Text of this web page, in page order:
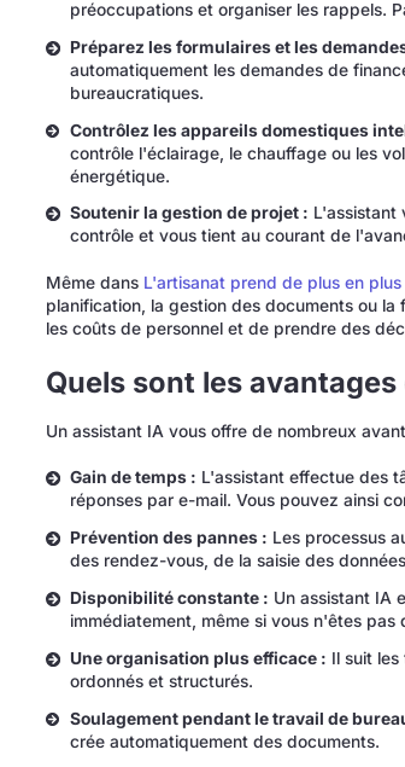
préoccupations et organiser les rappels.
Préparez les formulaires et les
automatiquement les demandes de
bureaucratiques.
Contrôlez les appareils domestiques
contrôle l'éclairage, le chauffage ou les
énergétique.
Soutenir la gestion de projet : L'assistant
contrôle et vous tient au courant de
Même dans L'artisanat prend de plus en
planification, la gestion des documents ou
les coûts de personnel et de prendre des
Quels sont les
Un assistant IA vous offre de nombreux
Gain de temps : L'assistant effectue des
réponses par e-mail. Vous pouvez ainsi
Prévention des pannes : Les processus
des rendez-vous, de la saisie des
Disponibilité constante : Un assistant IA
immédiatement, même si vous n'êtes pas
Une organisation plus efficace : Il suit
ordonnés et structurés.
Soulagement pendant le travail de
crée automatiquement des documents.